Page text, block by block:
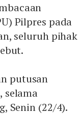
Pilpres pada
seluruh pihak
putusan
selama
Senin (22/4).